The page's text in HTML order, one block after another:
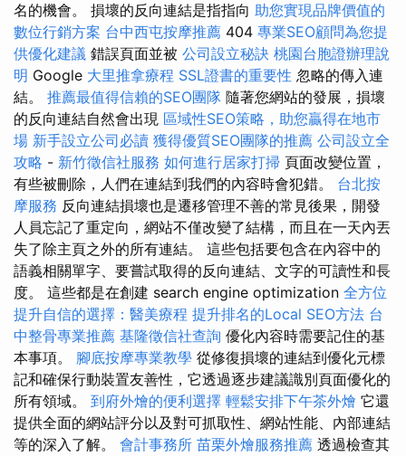
名的機會。 損壞的反向連結是指指向 助您實現品牌價值的
數位行銷方案 台中西屯按摩推薦 404 專業SEO顧問為您提
供優化建議 錯誤頁面並被 公司設立秘訣 桃園台胞證辦理說
明 Google 大里推拿療程 SSL證書的重要性 忽略的傳入連
結。 推薦最值得信賴的SEO團隊 隨著您網站的發展，損壞
的反向連結自然會出現 區域性SEO策略，助您贏得在地市
場 新手設立公司必讀 獲得優質SEO團隊的推薦 公司設立全
攻略 - 新竹徵信社服務 如何進行居家打掃 頁面改變位置，
有些被刪除，人們在連結到我們的內容時會犯錯。 台北按
摩服務 反向連結損壞也是遷移管理不善的常見後果，開發
人員忘記了重定向，網站不僅改變了結構，而且在一天內丟
失了除主頁之外的所有連結。 這些包括要包含在內容中的
語義相關單字、要嘗試取得的反向連結、文字的可讀性和長
度。 這些都是在創建 search engine optimization 全方位
提升自信的選擇：醫美療程 提升排名的Local SEO方法 台
中整骨專業推薦 基隆徵信社查詢 優化內容時需要記住的基
本事項。 腳底按摩專業教學 從修復損壞的連結到優化元標
記和確保行動裝置友善性，它透過逐步建議識別頁面優化的
所有領域。 到府外燴的便利選擇 輕鬆安排下午茶外燴 它還
提供全面的網站評分以及對可抓取性、網站性能、內部連結
等的深入了解。 會計事務所 苗栗外燴服務推薦 透過檢查其